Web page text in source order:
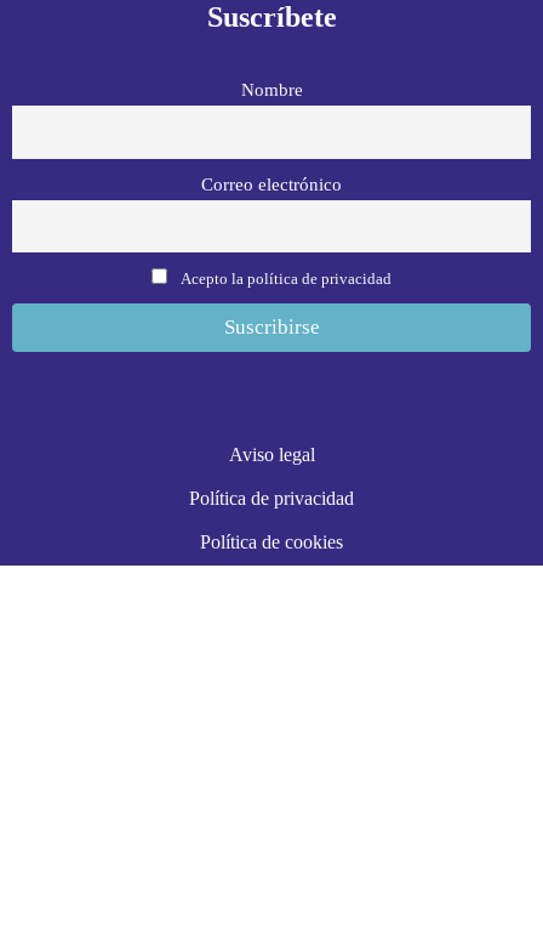
Suscríbete
Nombre
Correo electrónico
Acepto la política de privacidad
Aviso legal
Política de privacidad
Política de cookies